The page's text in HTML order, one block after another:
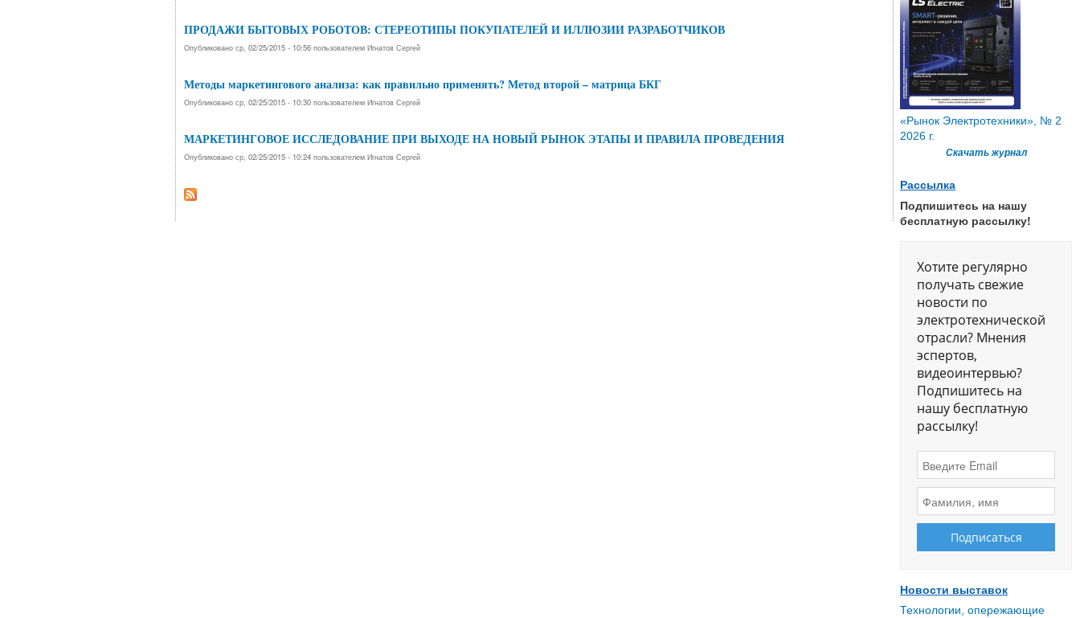
ПРОДАЖИ БЫТОВЫХ РОБОТОВ: СТЕРЕОТИПЫ ПОКУПАТЕЛЕЙ И ИЛЛЮЗИИ РАЗРАБОТЧИКОВ
Опубликовано ср, 02/25/2015 - 10:56 пользователем Игнатов Сергей
Методы маркетингового анализа: как правильно применять? Метод второй – матрица БКГ
Опубликовано ср, 02/25/2015 - 10:30 пользователем Игнатов Сергей
МАРКЕТИНГОВОЕ ИССЛЕДОВАНИЕ ПРИ ВЫХОДЕ НА НОВЫЙ РЫНОК ЭТАПЫ И ПРАВИЛА ПРОВЕДЕНИЯ
Опубликовано ср, 02/25/2015 - 10:24 пользователем Игнатов Сергей
«Рынок Электротехники», № 2
2026 г.
Скачать журнал
Рассылка
Подпишитесь на нашу
бесплатную рассылку!
Хотите регулярно
получать свежие
новости по
электротехнической
отрасли? Мнения
эспертов,
видеоинтервью?
Подпишитесь на
нашу бесплатную
рассылку!
Новости выставок
Технологии, опережающие